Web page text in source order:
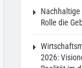
Rolle die
2026: